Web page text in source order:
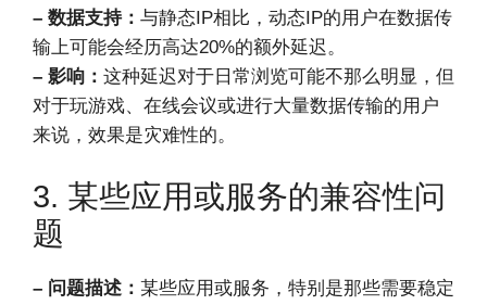
– 数据支持： 与静态IP相比，动态IP的用户在数据传
输上可能会经历高达20%的额外延迟。
– 影响： 这种延迟对于日常浏览可能不那么明显，但
对于玩游戏、在线会议或进行大量数据传输的用户
来说，效果是灾难性的。
3. 某些应用或服务的兼容性问
题
– 问题描述： 某些应用或服务，特别是那些需要稳定